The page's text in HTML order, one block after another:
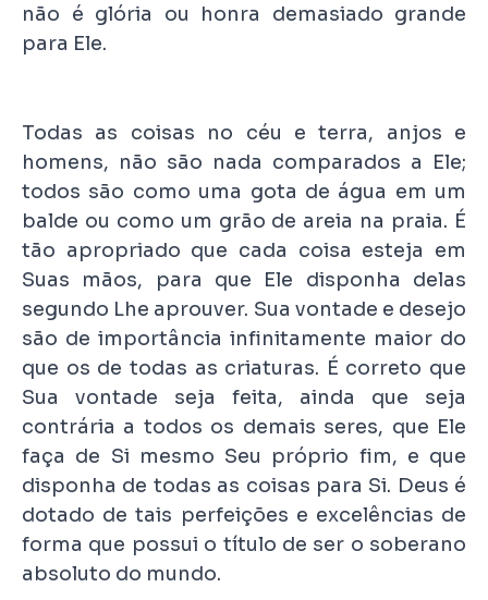
não é glória ou honra demasiado grande
para Ele.
Todas as coisas no céu e terra, anjos e
homens, não são nada comparados a Ele;
todos são como uma gota de água em um
balde ou como um grão de areia na praia. É
tão apropriado que cada coisa esteja em
Suas mãos, para que Ele disponha delas
segundo Lhe aprouver. Sua vontade e desejo
são de importância infinitamente maior do
que os de todas as criaturas. É correto que
Sua vontade seja feita, ainda que seja
contrária a todos os demais seres, que Ele
faça de Si mesmo Seu próprio fim, e que
disponha de todas as coisas para Si. Deus é
dotado de tais perfeições e excelências de
forma que possui o título de ser o soberano
absoluto do mundo.